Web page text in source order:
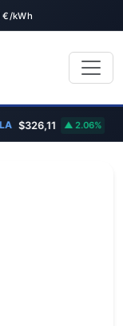
€/kWh
$326,11 2.06%